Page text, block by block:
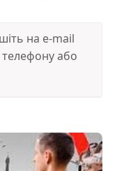
на e-mail
або